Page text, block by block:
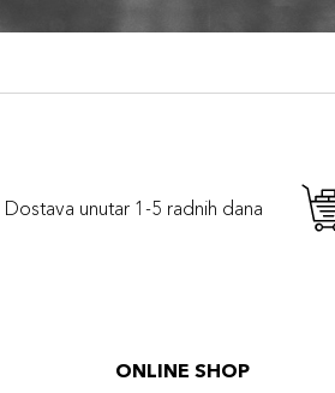
Dostava unutar 1-5 radnih dana
ONLINE SHOP